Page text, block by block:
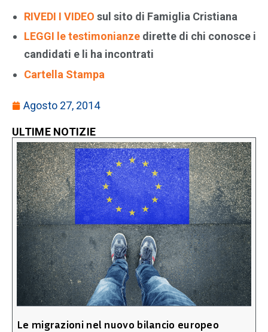
RIVEDI I VIDEO sul sito di Famiglia Cristiana
LEGGI le testimonianze dirette di chi conosce i
candidati e li ha incontrati
Cartella Stampa
Agosto 27, 2014
ULTIME NOTIZIE
Le migrazioni nel nuovo bilancio europeo